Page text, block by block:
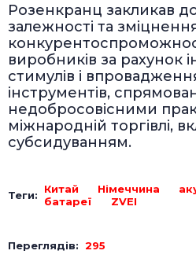
Розенкранц закликав
залежності та
виробників за рахунок
стимулів і
інструментів,
недобросовісними
міжнародній торгівлі,
субсидуванням.
Теги: Китай Німеччина
батареї
ZVEI
Переглядів: 295